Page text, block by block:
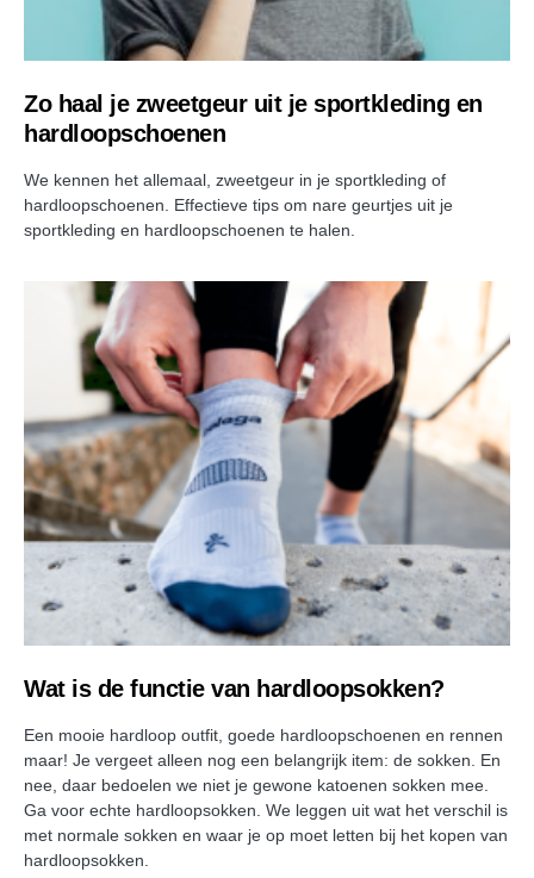
Zo haal je zweetgeur uit je sportkleding en
hardloopschoenen
We kennen het allemaal, zweetgeur in je sportkleding of
hardloopschoenen. Effectieve tips om nare geurtjes uit je
sportkleding en hardloopschoenen te halen.
Wat is de functie van hardloopsokken?
Een mooie hardloop outfit, goede hardloopschoenen en rennen
maar! Je vergeet alleen nog een belangrijk item: de sokken. En
nee, daar bedoelen we niet je gewone katoenen sokken mee.
Ga voor echte hardloopsokken. We leggen uit wat het verschil is
met normale sokken en waar je op moet letten bij het kopen van
hardloopsokken.